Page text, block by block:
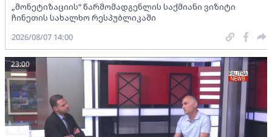
„მონეტიზაციის“ წარმომადგენლის საქმიანი ვიზიტი
ჩინეთის სახალხო რესპუბლიკაში
2026/08/07 14:00
23:00